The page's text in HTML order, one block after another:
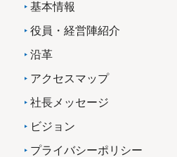
基本情報
役員・経営陣紹介
沿革
アクセスマップ
社長メッセージ
ビジョン
プライバシーポリシー